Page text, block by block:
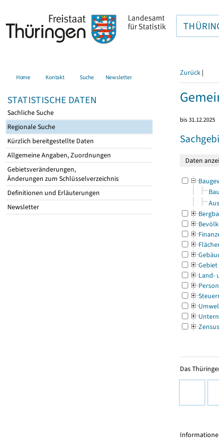
Home Kontakt Suche Newsletter
STATISTISCHE DATEN
Sachliche Suche
Regionale Suche
Kürzlich bereitgestellte Daten
Allgemeine Angaben, Zuordnungen
Gebietsveränderungen,
Änderungen zum Schlüsselverzeichnis
Definitionen und Erläuterungen
Newsletter
Zurück |
bis 31.12.2025
Gebiet
Land-
Zensus
Das